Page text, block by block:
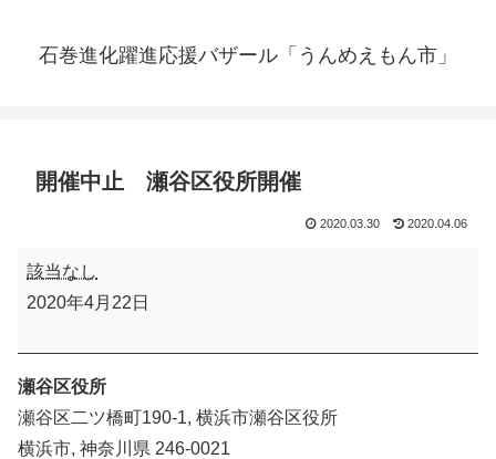
石巻進化躍進応援バザール「うんめえもん市」
開催中止 瀬谷区役所開催
2020.03.30 2020.04.06
開
催
止
瀬
谷
区
該当なし
2020年4月22日
瀬谷区役所
瀬谷区二ツ橋町190-1 横浜市瀬谷区役所
横浜市, 神奈川県 246-0021